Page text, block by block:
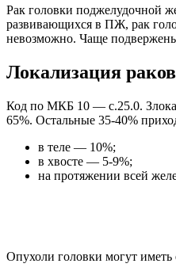
Рак головки поджелудочной
развивающихся в ПЖ, рак
невозможно. Чаще
Локализация
Код по МКБ 10 — с.25.0.
65%. Остальные 35-40%
в теле — 10%;
в хвосте — 5-9%;
на протяжении всей
Опухоли головки могут